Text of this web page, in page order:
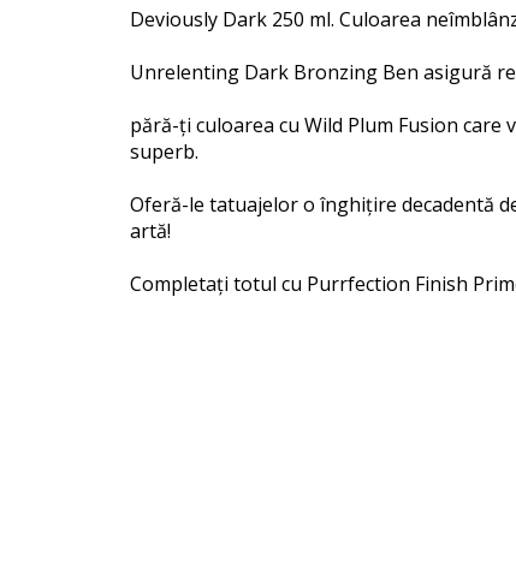
Deviously Dark 250 ml. Culoarea
Unrelenting Dark Bronzing Ben asigură
pără-ți culoarea cu Wild Plum Fusion
superb.
Oferă-le tatuajelor o înghițire decadentă
artă!
Completați totul cu Purrfection Finish